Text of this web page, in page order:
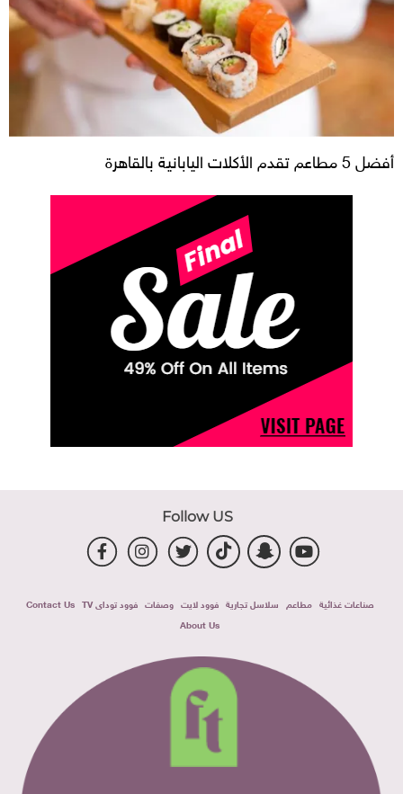
أفضل 5 مطاعم تقدم الأكلات اليابانية بالقاهرة
Follow US
صناعات غذائية مطاعم سلاسل تجارية فوود لايت وصفات فوود توداى TV
Contact Us
About Us